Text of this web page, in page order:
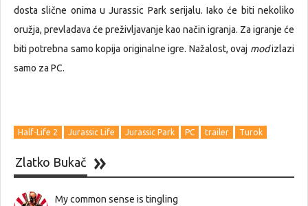
dosta slične onima u Jurassic Park serijalu. Iako će biti nekoliko
oružja, prevladava će preživljavanje kao način igranja. Za igranje će
biti potrebna samo kopija originalne igre. Nažalost, ovaj modizlazi
samo za PC.
Half-Life 2 Jurassic Life Jurassic Park PC trailer Turok
Zlatko Bukač
My common sense is tingling